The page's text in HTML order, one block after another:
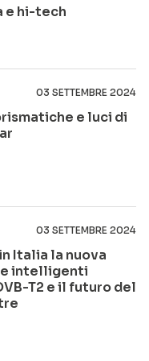
e hi-tech
03 SETTEMBRE 2024
e luci di
03 SETTEMBRE 2024
Italia la nuova
intelligenti
T2 e il futuro del